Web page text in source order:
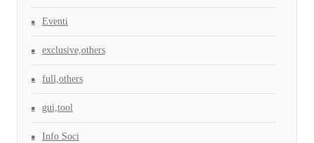
Eventi
exclusive,others
full,others
gui,tool
Info Soci